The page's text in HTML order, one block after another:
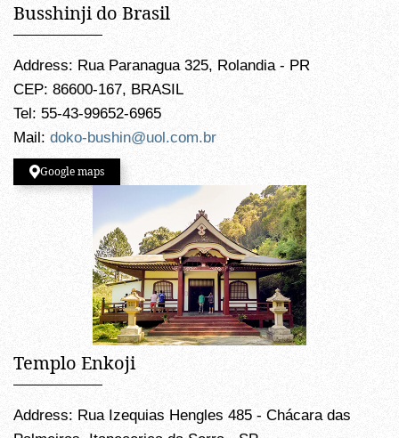
Busshinji do Brasil
Address: Rua Paranagua 325, Rolandia - PR
CEP: 86600-167, BRASIL
Tel: 55-43-99652-6965
Mail: doko-bushin@uol.com.br
Google maps
Templo Enkoji
Address: Rua Izequias Hengles 485 - Chácara das